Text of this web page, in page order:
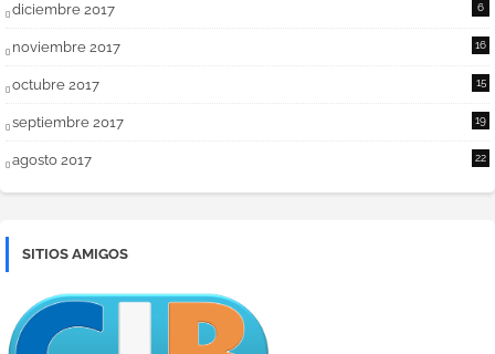
diciembre 2017 6
noviembre 2017 16
octubre 2017 15
septiembre 2017 19
agosto 2017 22
SITIOS AMIGOS